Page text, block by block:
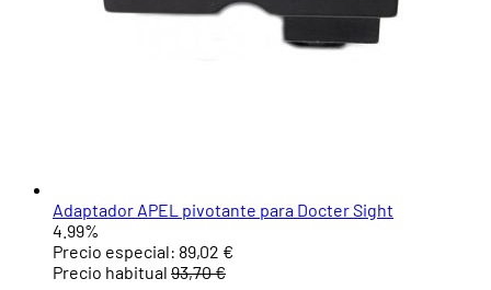
Adaptador APEL pivotante para Docter Sight
4.99%
Precio especial: 89,02 €
Precio habitual 93,70 €